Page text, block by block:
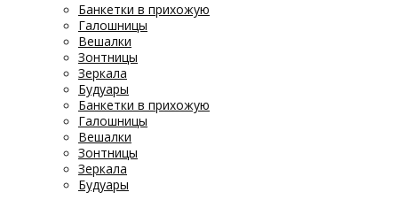
Банкетки в прихожую
Галошницы
Вешалки
Зонтницы
Зеркала
Будуары
Банкетки в прихожую
Галошницы
Вешалки
Зонтницы
Зеркала
Будуары